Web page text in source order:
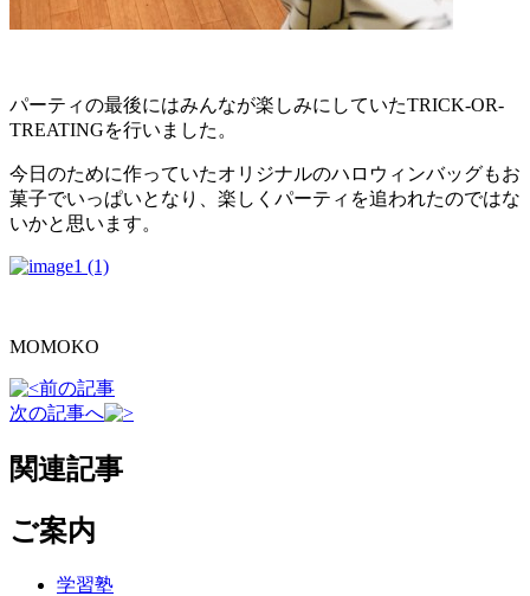
パーティの最後にはみんなが楽しみにしていたTRICK‐OR‐
TREATINGを行いました。
今日のために作っていたオリジナルのハロウィンバッグもお
菓子でいっぱいとなり、楽しくパーティを追われたのではな
いかと思います。
MOMOKO
前の記事
次の記事へ
関連記事
ご案内
学習塾